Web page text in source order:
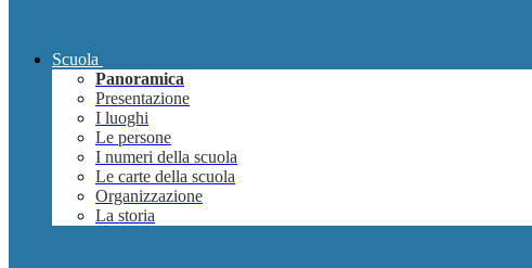
Scuola
Panoramica
Presentazione
I luoghi
Le persone
I numeri della scuola
Le carte della scuola
Organizzazione
La storia